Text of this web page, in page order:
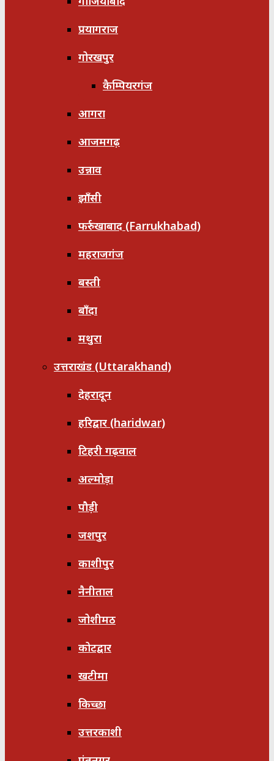
प्रयागराज
गोरखपुर
कैम्पियरगंज
आगरा
आजमगढ़
उन्नाव
झाँसी
फर्रुखाबाद (Farrukhabad)
महराजगंज
बस्ती
बाँदा
मथुरा
उत्तराखंड (Uttarakhand)
देहरादून
हरिद्वार (haridwar)
टिहरी गढ़वाल
अल्मोड़ा
पौड़ी
जशपुर
काशीपुर
नैनीताल
जोशीमठ
कोटद्वार
खटीमा
किच्छा
उत्तरकाशी